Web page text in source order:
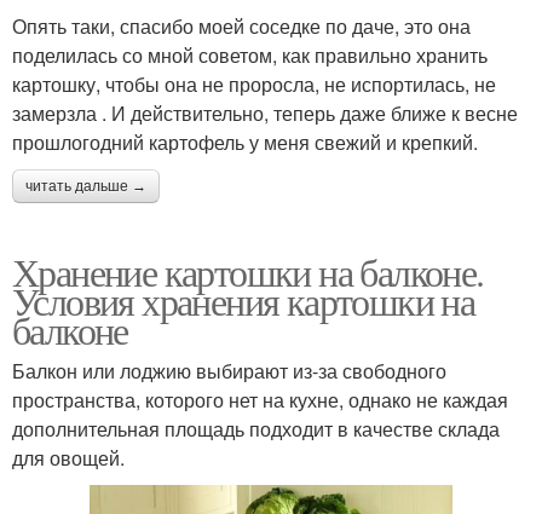
Опять таки, спасибо моей соседке по даче, это она
поделилась со мной советом, как правильно хранить
картошку, чтобы она не проросла, не испортилась, не
замерзла . И действительно, теперь даже ближе к весне
прошлогодний картофель у меня свежий и крепкий.
читать дальше →
Хранение картошки на балконе.
Условия хранения картошки на
балконе
Балкон или лоджию выбирают из-за свободного
пространства, которого нет на кухне, однако не каждая
дополнительная площадь подходит в качестве склада
для овощей.